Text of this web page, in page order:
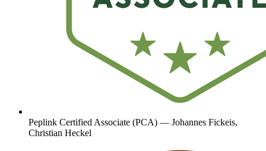
Peplink Certified Associate (PCA) — Johannes Fickeis,
Christian Heckel